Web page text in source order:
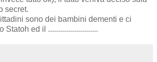
secret.
sono dei bambini dementi e ci
Statoh ed il .........................